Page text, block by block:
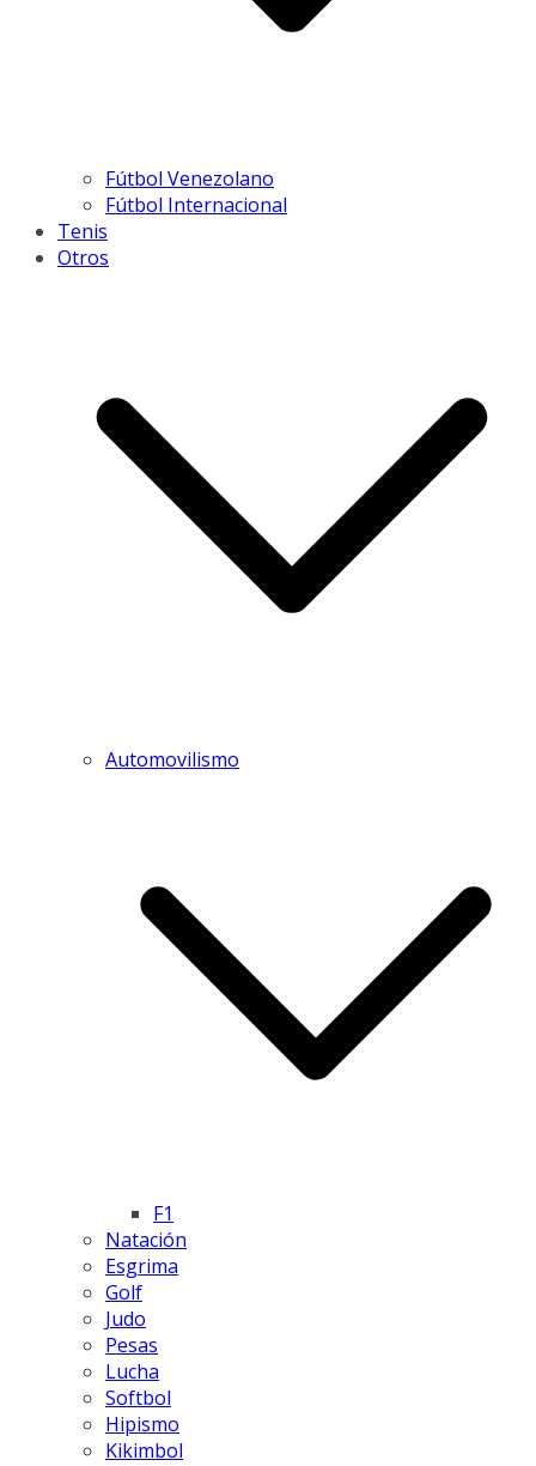
Fútbol Venezolano
Fútbol Internacional
Tenis
Otros
Automovilismo
F1
Natación
Esgrima
Golf
Judo
Pesas
Lucha
Softbol
Hipismo
Kikimbol